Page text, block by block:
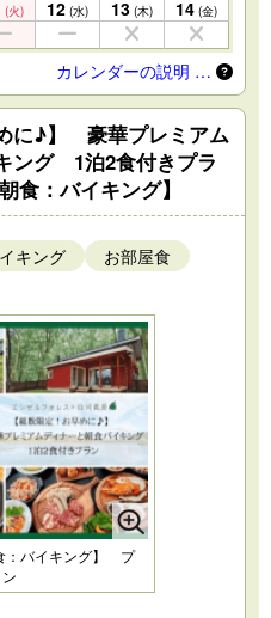
(火) 12 (水) 13 (木) 14 (金)
カレンダーの説明 …
に♪】 豪華プレミアム
ング 1泊2食付きプラ
：バイキング】
キング
お部屋食
：バイキング】 プ